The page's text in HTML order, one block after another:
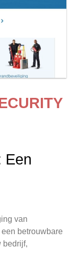
Een
van
betrouwbare
bedrijf,